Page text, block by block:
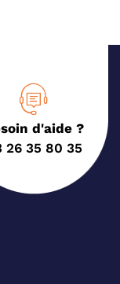
d'aide ?
26 35 80 35